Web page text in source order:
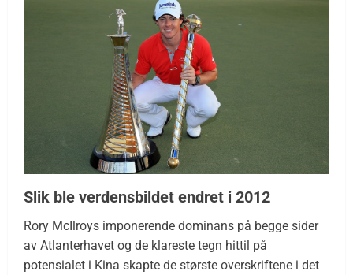
Slik ble verdensbildet endret i 2012
Rory McIlroys imponerende dominans på begge sider
av Atlanterhavet og de klareste tegn hittil på
potensialet i Kina skapte de største overskriftene i det